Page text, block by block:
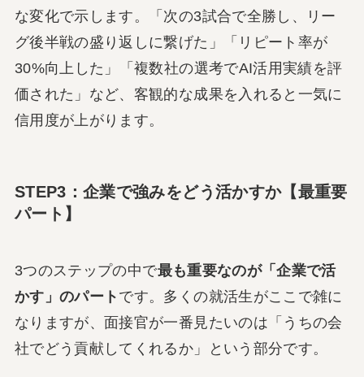
な変化で示します。「次の3試合で全勝し、リー
グ後半戦の盛り返しに繋げた」「リピート率が
30%向上した」「複数社の選考でAI活用実績を評
価された」など、客観的な成果を入れると一気に
信用度が上がります。
STEP3：企業で強みをどう活かすか【最重要
パート】
3つのステップの中で最も重要なのが「企業で活
かす」のパート です。多くの就活生がここで雑に
なりますが、面接官が一番見たいのは「うちの会
社でどう貢献してくれるか」という部分です。